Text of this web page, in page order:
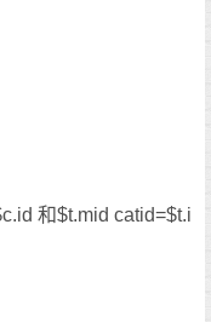
和$t.mid catid=$t.i